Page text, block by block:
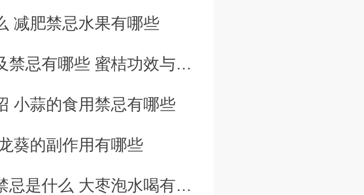
2024-07-05
减肥禁忌水果有哪些
2024-07-04
哪些 蜜桔功效与作用以及禁忌
2024-07-04
小蒜的食用禁忌有哪些
2024-07-04
葵的副作用有哪些
2024-07-04
什么 大枣泡水喝有八大禁忌